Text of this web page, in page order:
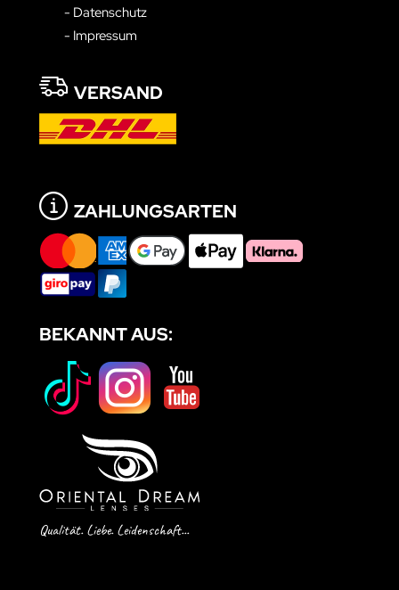
- Datenschutz
- Impressum
VERSAND
ZAHLUNGSARTEN
BEKANNT AUS:
Qualität. Liebe. Leidenschaft...